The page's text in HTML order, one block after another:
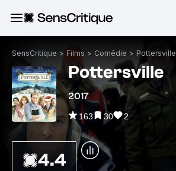
SensCritique > Films > Comédie > Pottersville
Pottersville
2017
163 30 2
4.4